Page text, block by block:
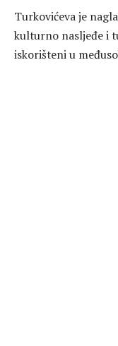
Turkovićeva je
kulturno nasljeđe i
iskorišteni u